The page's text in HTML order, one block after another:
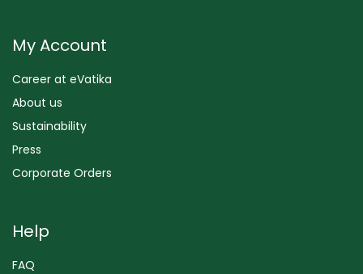
My Account
Career at eVatika
About us
Sustainability
Press
Corporate Orders
Help
FAQ